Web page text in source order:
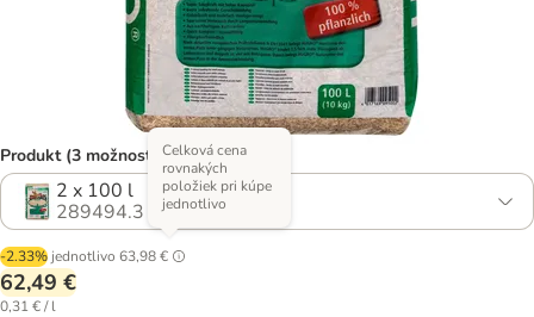
Produkt (3 možností)
2 x 100 l
289494.3
-2.33% jednotlivo 63,98 €
Celková cena
rovnakých
položiek pri kúpe
jednotlivo
62,49 €
0,31 € / l